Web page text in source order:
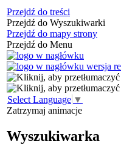
Przejdź do treści
Przejdź do Wyszukiwarki
Przejdź do mapy strony
Przejdź do Menu
Select Language ▼
Zatrzymaj animacje
Wyszukiwarka